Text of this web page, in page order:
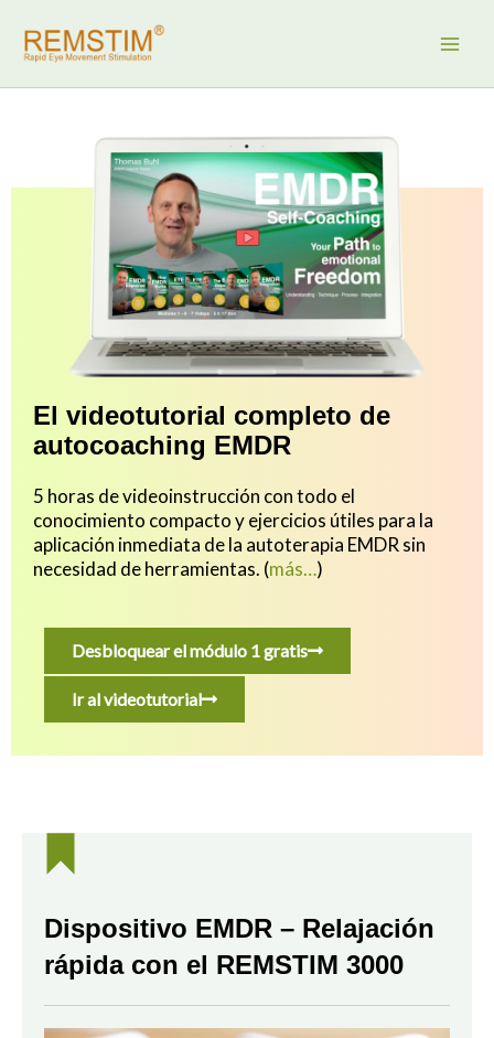
contenido
El videotutorial completo de
autocoaching EMDR
5 horas de videoinstrucción con todo el
conocimiento compacto y ejercicios útiles para la
aplicación inmediata de la autoterapia EMDR sin
necesidad de herramientas. (más…)
Desbloquear el módulo 1 gratis
Ir al videotutorial
Dispositivo EMDR – Relajación
rápida con el REMSTIM 3000